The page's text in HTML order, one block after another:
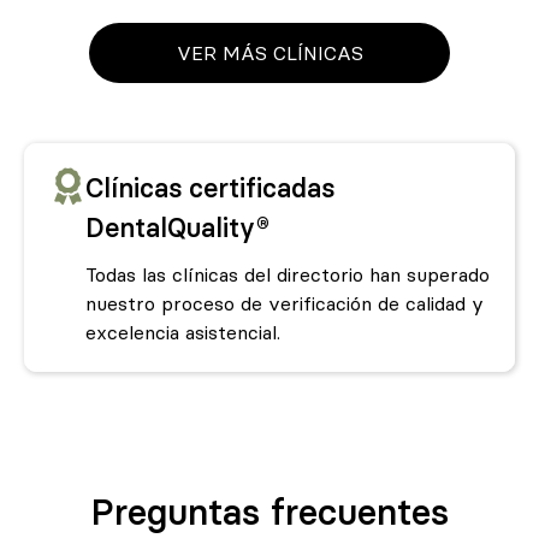
VER MÁS CLÍNICAS
Clínicas certificadas
DentalQuality®
Todas las clínicas del directorio han superado
nuestro proceso de verificación de calidad y
excelencia asistencial.
Preguntas frecuentes